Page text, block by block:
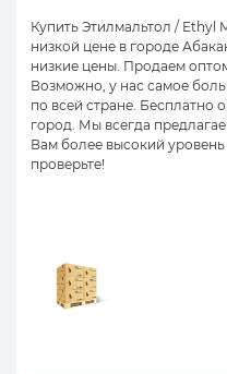
Купить Этилмальтол / Ethyl
низкой цене в городе
низкие цены. Продаем
Возможно, у нас самое
по всей стране. Бесплатно
город. Мы всегда
Вам более высокий
проверьте!